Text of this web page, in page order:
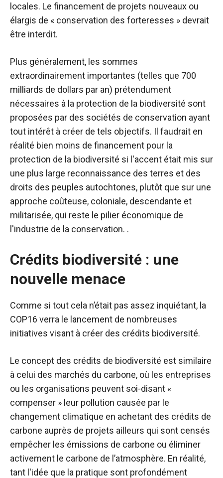
locales. Le financement de projets nouveaux ou
élargis de « conservation des forteresses » devrait
être interdit.
Plus généralement, les sommes
extraordinairement importantes (telles que 700
milliards de dollars par an) prétendument
nécessaires à la protection de la biodiversité sont
proposées par des sociétés de conservation ayant
tout intérêt à créer de tels objectifs. Il faudrait en
réalité bien moins de financement pour la
protection de la biodiversité si l'accent était mis sur
une plus large reconnaissance des terres et des
droits des peuples autochtones, plutôt que sur une
approche coûteuse, coloniale, descendante et
militarisée, qui reste le pilier économique de
l'industrie de la conservation. .
Crédits biodiversité : une
nouvelle menace
Comme si tout cela n’était pas assez inquiétant, la
COP16 verra le lancement de nombreuses
initiatives visant à créer des crédits biodiversité.
Le concept des crédits de biodiversité est similaire
à celui des marchés du carbone, où les entreprises
ou les organisations peuvent soi-disant «
compenser » leur pollution causée par le
changement climatique en achetant des crédits de
carbone auprès de projets ailleurs qui sont censés
empêcher les émissions de carbone ou éliminer
activement le carbone de l’atmosphère. En réalité,
tant l'idée que la pratique sont profondément